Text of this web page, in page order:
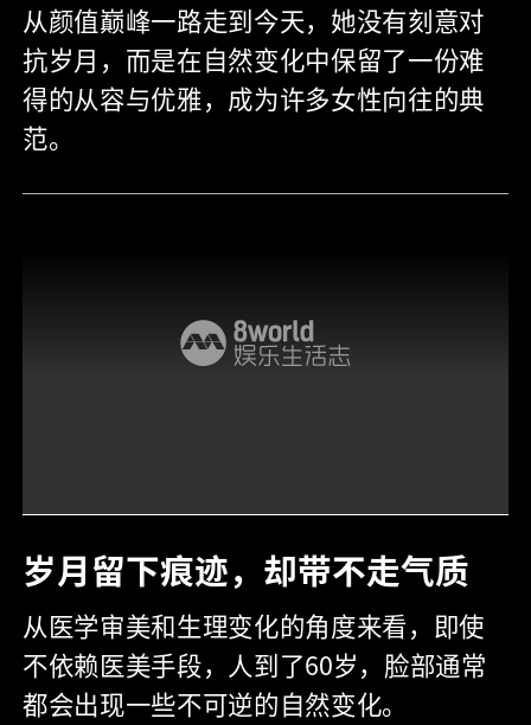
从颜值巅峰一路走到今天，她没有刻意对
抗岁月，而是在自然变化中保留了一份难
得的从容与优雅，成为许多女性向往的典
范。
岁月留下痕迹，却带不走气质
从医学审美和生理变化的角度来看，即使
不依赖医美手段，人到了60岁，脸部通常
都会出现一些不可逆的自然变化。